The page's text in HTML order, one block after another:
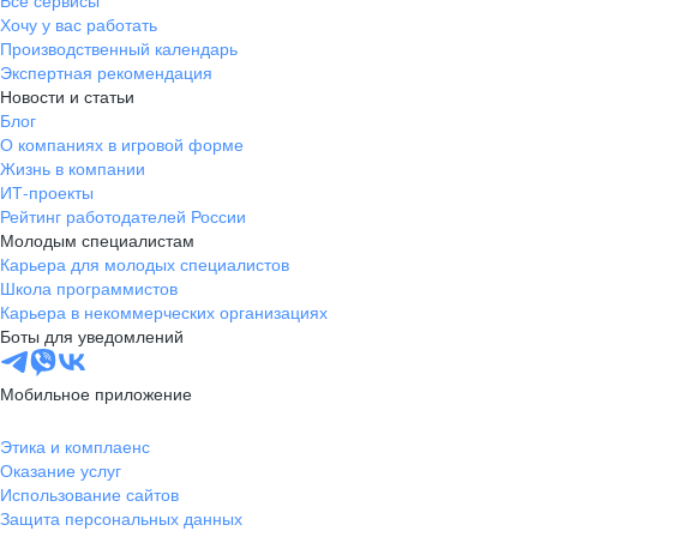
Хочу у вас работать
Производственный календарь
Экспертная рекомендация
Новости и статьи
Блог
О компаниях в игровой форме
Жизнь в компании
ИТ-проекты
Рейтинг работодателей России
Молодым специалистам
Карьера для молодых специалистов
Школа программистов
Карьера в некоммерческих организациях
Боты для уведомлений
Мобильное приложение
Этика и комплаенс
Оказание услуг
Использование сайтов
Защита персональных данных